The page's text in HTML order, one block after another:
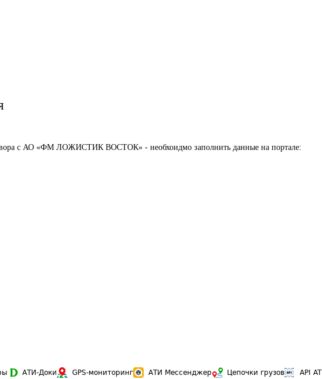
с АО «ФМ ЛОЖИСТИК ВОСТОК» - необхоидмо заполнить данные на портале:
АТИ-Доки GPS-мониторинг АТИ Мессенджер Цепочки грузов API